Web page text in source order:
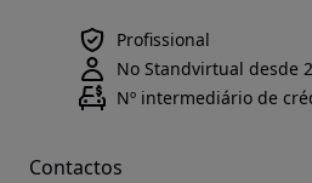
Profissional
No Standvirtual desde
Nº intermediário de
Contactos